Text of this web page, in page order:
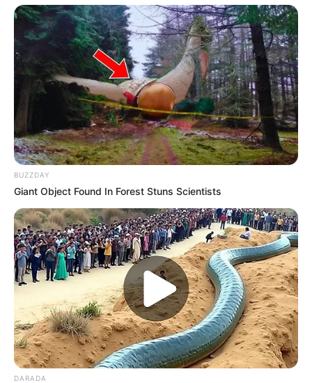
Therme in Bad Bederkesa können Sie zwischen elf
verschiedenen Wasserbecken und Erlebniswelten
wählen. Sie reichen von 25-Meter-Bahnen und
mehreren Erlebnisbecken bis zu Moorbädern im Torf
des heimischen Ahlenmoores. Informationen unterw
ww.moor-therme.de.
Aqua Fit in Schortens - Das Hallenbad der Stadt
Schortens (ehemals Freizeitbad Aqua Toll)
verspricht mit seinen verschiedenen Becken einen
abwechslungsreichen und schönen Badeausflug für
die ganze Familie. Weitere Informationen unter
a Fit in Schortens.
Kristall Saunatherme "Heißer Brocken" in Altenau -
Zu der Thermenanlage gehören Innen- und
Außenbecken mit bis zu 36 °C Wassertemperatur
sowie verschiedene Innen- und Außensaunen.
Kurzinformationen unter Kristall Saunatherme in Alte
nau.
Sehusa Wasserwelt in Seesen - Bei bis zu 32 °C
Wassertemperatur können die Gäste in dem
BUZZDAY
Giant Object Found In Forest Stuns Scientists
DARADA